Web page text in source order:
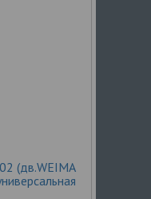
(дв.WEIMA